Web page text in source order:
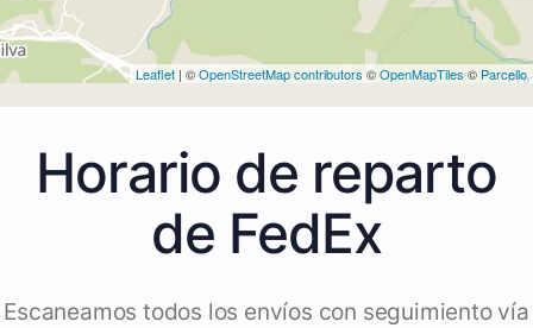
Leaflet | ©OpenStreetMap contributors ©OpenMapTiles © Parcello
Horario de reparto
de FedEx
Escaneamos todos los envíos con seguimiento vía